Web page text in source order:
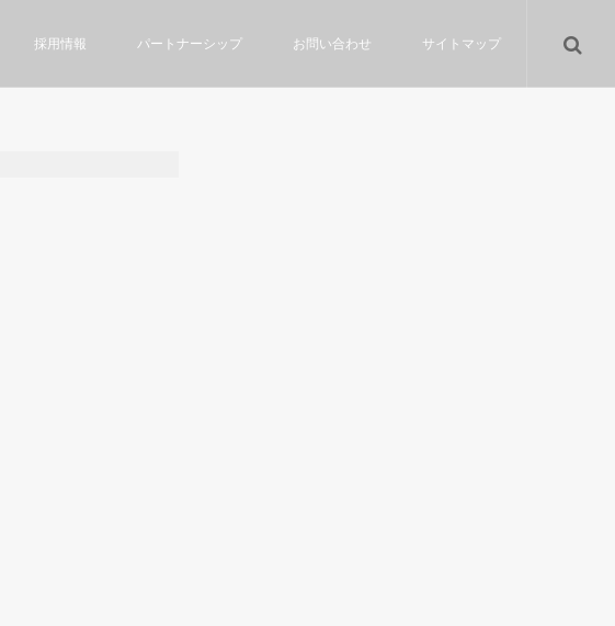
採用情報 パートナーシップ お問い合わせ サイトマップ